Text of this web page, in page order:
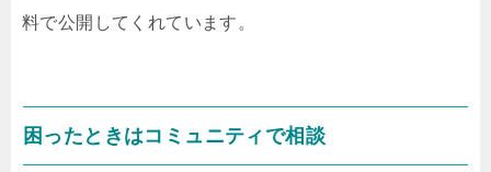
料で公開してくれています。
困ったときはコミュニティで相談